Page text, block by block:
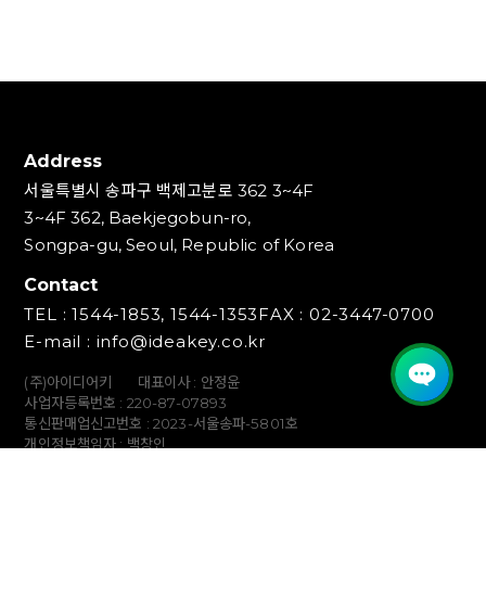
Address
서울특별시 송파구 백제고분로 362 3~4F
3~4F 362, Baekjegobun-ro,
Songpa-gu, Seoul, Republic of Korea
Contact
TEL : 1544-1853, 1544-1353FAX : 02-3447-0700
E-mail : info@ideakey.co.kr
(주)아이디어키
대표이사 : 안정윤
사업자등록번호 : 220‍-87-07893
통신판매업신고번호 : 2023-서울송파-5801호
개인정보책임자 : 백창인